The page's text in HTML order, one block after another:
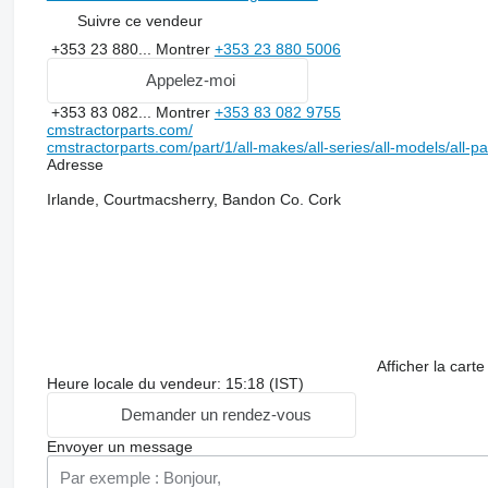
Suivre ce vendeur
+353 23 880... Montrer +353 23 880 5006
Appelez-moi
+353 83 082... Montrer +353 83 082 9755
cmstractorparts.com/
cmstractorparts.com/part/1/all-makes/all-series/all-models/all-
Adresse
Irlande, Courtmacsherry, Bandon Co. Cork
Afficher la carte
Heure locale du vendeur: 15:18 (IST)
Demander un rendez-vous
Envoyer un message